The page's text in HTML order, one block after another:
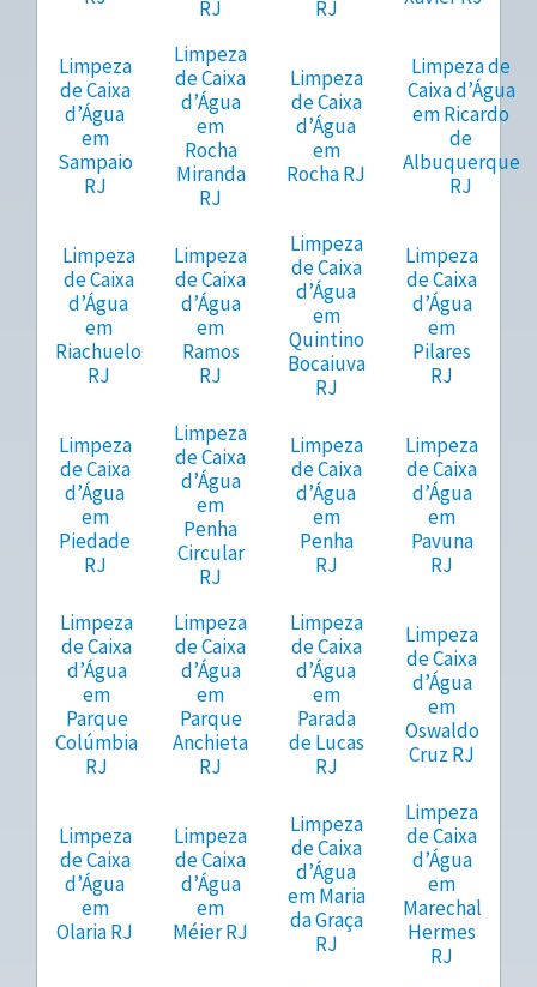
RJ RJ
Limpeza
de Caixa
d’Água
em
Sampaio
RJ
Limpeza
de Caixa
d’Água
em
Rocha
Miranda
RJ
Limpeza
de Caixa
d’Água
em
Rocha RJ
Limpeza de
Caixa d’Água
em Ricardo
de
Albuquerque
RJ
Limpeza
de Caixa
d’Água
em
Riachuelo
RJ
Limpeza
de Caixa
d’Água
em
Ramos
RJ
Limpeza
de Caixa
d’Água
em
Quintino
Bocaiuva
RJ
Limpeza
de Caixa
d’Água
em
Pilares
RJ
Limpeza
de Caixa
d’Água
em
Piedade
RJ
Limpeza
de Caixa
d’Água
em
Penha
Circular
RJ
Limpeza
de Caixa
d’Água
em
Penha
RJ
Limpeza
de Caixa
d’Água
em
Pavuna
RJ
Limpeza
de Caixa
d’Água
em
Parque
Colúmbia
RJ
Limpeza
de Caixa
d’Água
em
Parque
Anchieta
RJ
Limpeza
de Caixa
d’Água
em
Parada
de Lucas
RJ
Limpeza
de Caixa
d’Água
em
Oswaldo
Cruz RJ
Limpeza
de Caixa
d’Água
em
Olaria RJ
Limpeza
de Caixa
d’Água
em
Méier RJ
Limpeza
de Caixa
d’Água
em Maria
da Graça
RJ
Limpeza
de Caixa
d’Água
em
Marechal
Hermes
RJ